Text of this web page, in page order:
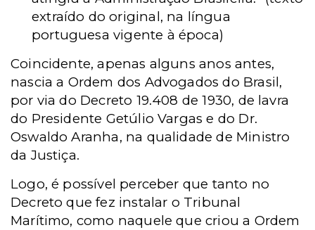
extraído do original, na língua
portuguesa vigente à época)
Coincidente, apenas alguns anos antes,
nascia a Ordem dos Advogados do Brasil,
por via do Decreto 19.408 de 1930, de lavra
do Presidente Getúlio Vargas e do Dr.
Oswaldo Aranha, na qualidade de Ministro
da Justiça.
Logo, é possível perceber que tanto no
Decreto que fez instalar o Tribunal
Marítimo, como naquele que criou a Ordem